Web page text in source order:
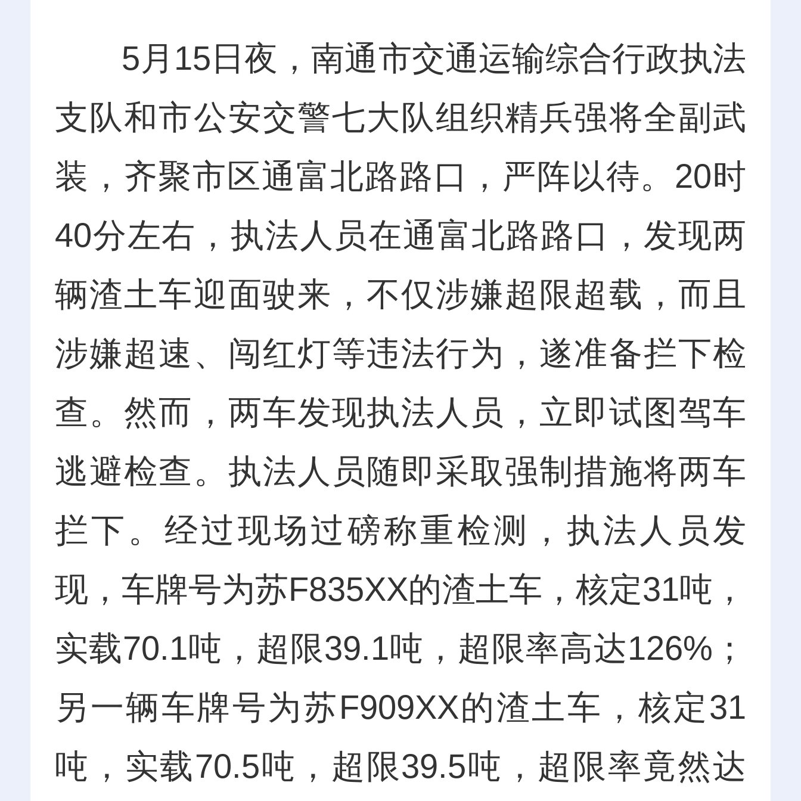
5月15日夜，南通市交通运输综合行政执法
支队和市公安交警七大队组织精兵强将全副武
装，齐聚市区通富北路路口，严阵以待。20时
40分左右，执法人员在通富北路路口，发现两
辆渣土车迎面驶来，不仅涉嫌超限超载，而且
涉嫌超速、闯红灯等违法行为，遂准备拦下检
查。然而，两车发现执法人员，立即试图驾车
逃避检查。执法人员随即采取强制措施将两车
拦下。经过现场过磅称重检测，执法人员发
现，车牌号为苏F835XX的渣土车，核定31吨，
实载70.1吨，超限39.1吨，超限率高达126%；
另一辆车牌号为苏F909XX的渣土车，核定31
吨，实载70.5吨，超限39.5吨，超限率竟然达